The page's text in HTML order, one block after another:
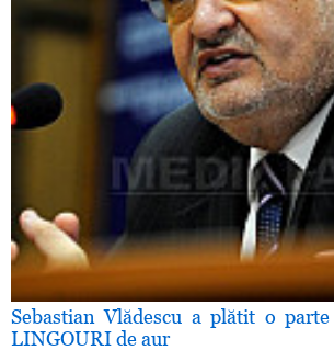
Sebastian Vlădescu a plătit o
LINGOURI de aur